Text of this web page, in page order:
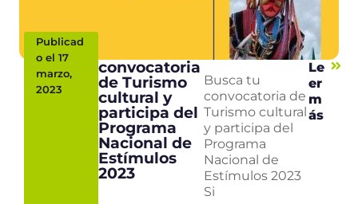
Publicad
o el 17
marzo,
2023
convocatoria
de Turismo
cultural y
participa del
Programa
Nacional de
Estímulos
2023
Busca tu
convocatoria de
Turismo cultural
y participa del
Programa
Nacional de
Estímulos 2023
Si
Le
er
m
ás